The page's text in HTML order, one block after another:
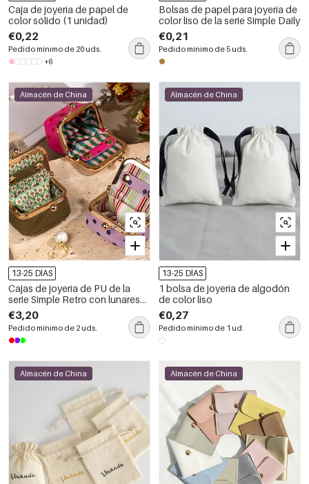
Caja de joyería de papel de
color sólido (1 unidad)
€0,22
Pedido mínimo de 20 uds.
+6
Bolsas de papel para joyería de
color liso de la serie Simple Daily
€0,21
Pedido mínimo de 5 uds.
Almacén de China
13-25 DÍAS
Cajas de joyería de PU de la
serie Simple Retro con lunares
de color liso
€3,20
Pedido mínimo de 2 uds.
Almacén de China
13-25 DÍAS
1 bolsa de joyería de algodón
de color liso
€0,27
Pedido mínimo de 1 ud.
Almacén de China Almacén de China